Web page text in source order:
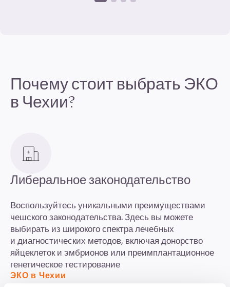
Почему стоит выбрать ЭКО
в Чехии?
Либеральное законодательство
Воспользуйтесь уникальными преимуществами
чешского законодательства. Здесь вы можете
выбирать из широкого спектра лечебных
и диагностических методов, включая донорство
яйцеклеток и эмбрионов или преимплантационное
генетическое тестирование
ЭКО в Чехии